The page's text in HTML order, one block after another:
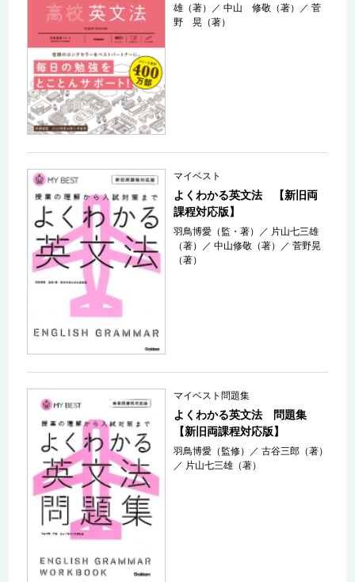
雄（著）
／中山 修敬（著） ／菅
野 晃（著）
マイベスト
よくわかる英文法 【新旧両
課程対応版】
羽鳥博愛（監・著） ／ 片山七三雄
（著）
／中山修敬（著） ／菅野晃
（著）
マイベスト問題集
よくわかる英文法 問題集
【新旧両課程対応版】
羽鳥博愛（監修） ／古谷三郎（著）
／ 片山七三雄（著）